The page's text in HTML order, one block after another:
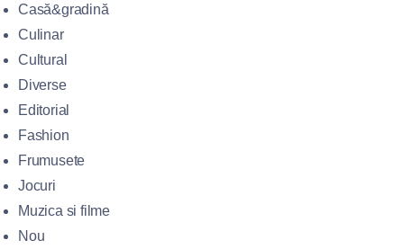
Casă&gradină
Culinar
Cultural
Diverse
Editorial
Fashion
Frumusete
Jocuri
Muzica si filme
Nou